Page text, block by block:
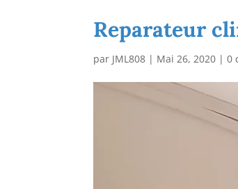
Reparateur
par JML808 | Mai 26, 2020 |0